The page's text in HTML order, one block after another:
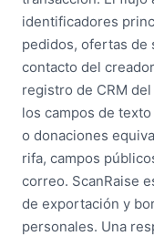
identificadores
pedidos, ofertas de
contacto del
registro de CRM
los campos de
o donaciones
rifa, campos
correo. ScanRaise
de exportación y
personales. Una